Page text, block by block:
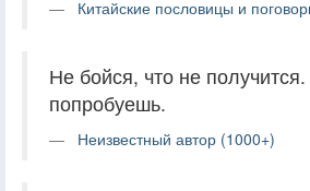
Китайские пословицы и
Не бойся, что не
попробуешь.
Неизвестный автор (1000+)